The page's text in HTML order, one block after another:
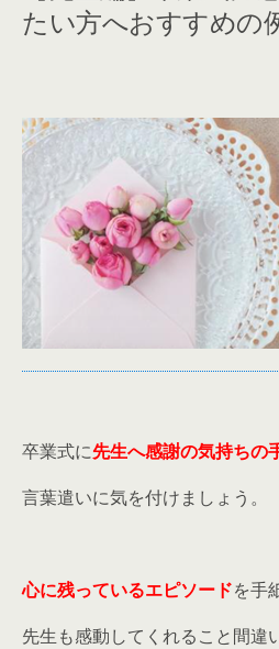
たい方へおすすめの
卒業式に先生へ感謝の気持ちの
言葉遣いに気を付けましょう。
心に残っているエピソードを手
先生も感動してくれること間違